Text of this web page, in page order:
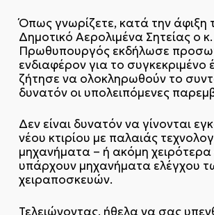
Όπως γνωρίζετε, κατά την άφιξη
Δημοτικό Αερολιμένα Σητείας ο κ.
Πρωθυπουργός εκδήλωσε
ενδιαφέρον για το συγκεκριμένο
ζήτησε να ολοκληρωθούν το
δυνατόν οι υπολειπόμενες
Δεν είναι δυνατόν να γίνονται
νέου κτιρίου με παλαιάς
μηχανήματα – ή ακόμη χειρότερα
υπάρχουν μηχανήματα ελέγχου
χειραποσκευών.
Τελειώνοντας, ήθελα να σας